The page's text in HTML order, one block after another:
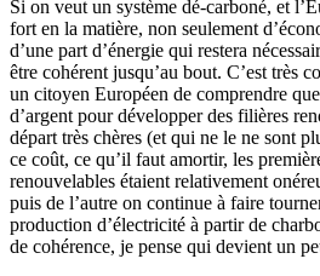
Si on veut un système dé-carboné, et
fort en la matière, non seulement
d’une part d’énergie qui restera
être cohérent jusqu’au bout. C’est très
un citoyen Européen de comprendre
d’argent pour développer des filières
départ très chères (et qui ne le ne sont
ce coût, ce qu’il faut amortir, les
renouvelables étaient relativement
puis de l’autre on continue à faire
production d’électricité à partir de
de cohérence, je pense qui devient un